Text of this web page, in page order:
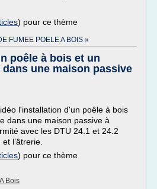
) pour ce thème
FUMEE POELE A BOIS »
poêle à bois et un
une maison passive
l'installation d'un poêle à bois
dans une maison passive à
avec les DTU 24.1 et 24.2
l’âtrerie.
) pour ce thème
Bois